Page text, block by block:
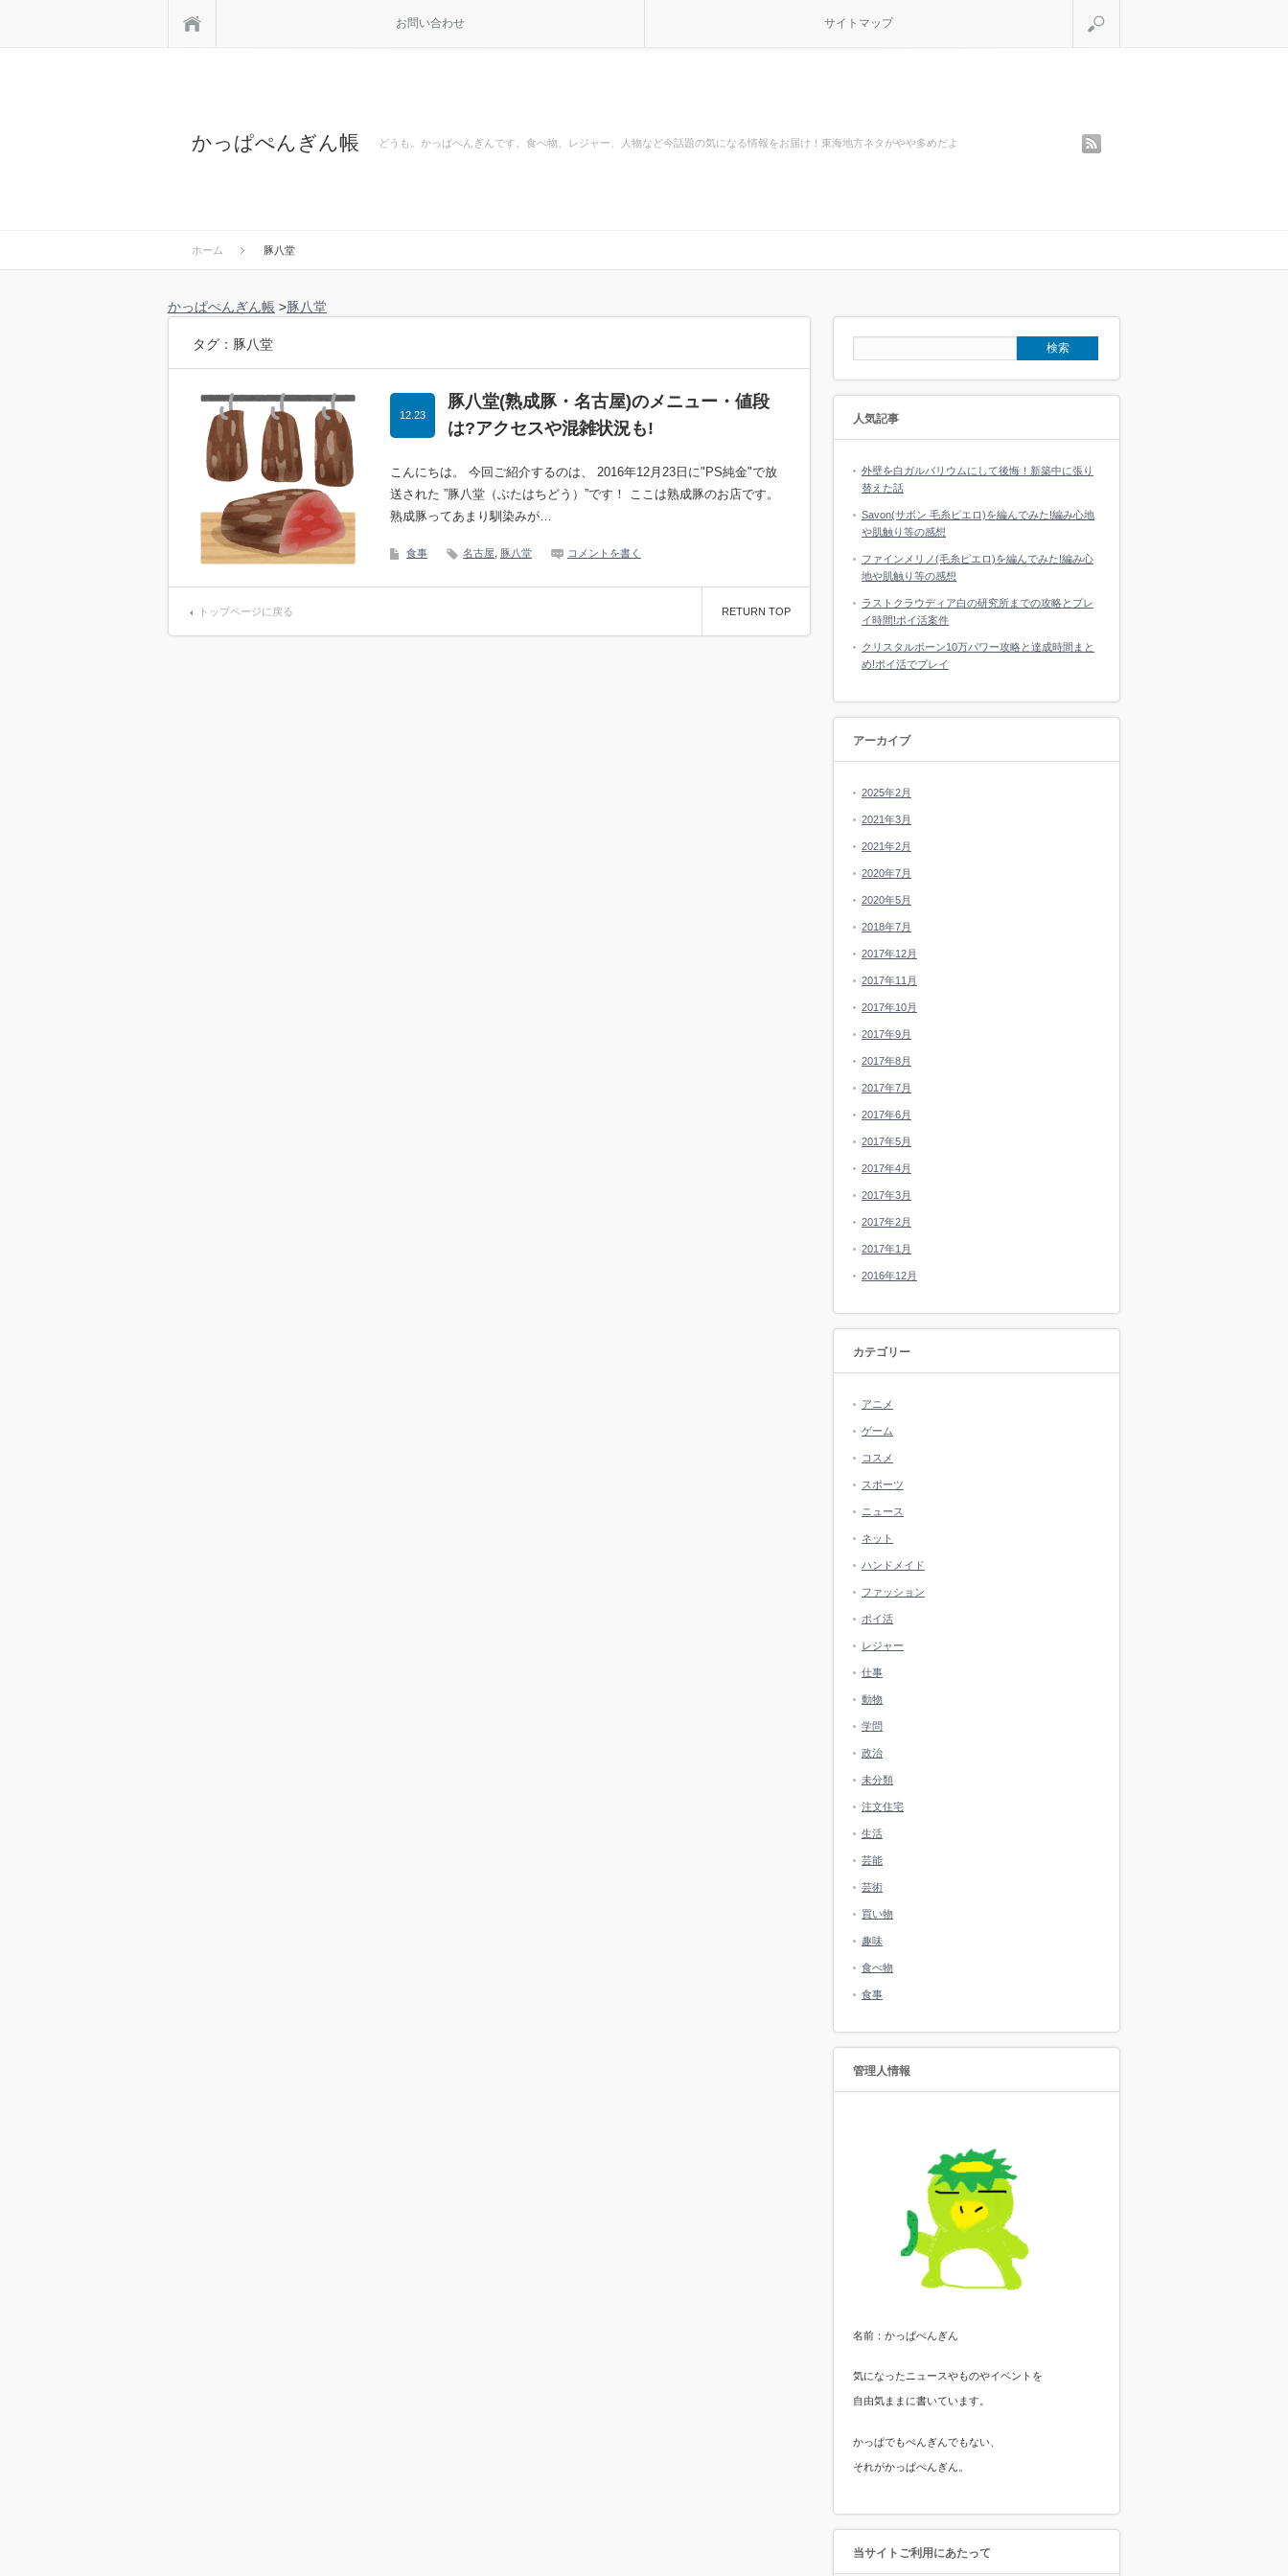
お問い合わせ サイトマップ
かっぱぺんぎん帳 どうも。かっぱぺんぎんです。食べ物、レジャー、人物など今話題の気になる情報をお届け！東海地方ネタがやや多めだよ
ホーム 豚八堂
かっぱぺんぎん帳 >豚八堂
タグ：豚八堂
豚八堂(熟成豚・名古屋)のメニュー・値段
は?アクセスや混雑状況も!
12.23
こんにちは。 今回ご紹介するのは、 2016年12月23日に"PS純金"で放
送された ”豚八堂（ぶたはちどう）”です！ ここは熟成豚のお店です。
熟成豚ってあまり馴染みが…
食事 名古屋 豚八堂 コメントを書く
トップページに戻る RETURN TOP
人気記事
外壁を白ガルバリウムにして後悔！新築中に張り
替えた話
Savon(サボン 毛糸ピエロ)を編んでみた!編み心地
や肌触り等の感想
ファインメリノ(毛糸ピエロ)を編んでみた!編み心
地や肌触り等の感想
ラストクラウディア白の研究所までの攻略とプレ
イ時間!ポイ活案件
クリスタルボーン10万パワー攻略と達成時間まと
め!ポイ活でプレイ
アーカイブ
2025年2月
2021年3月
2021年2月
2020年7月
2020年5月
2018年7月
2017年12月
2017年11月
2017年10月
2017年9月
2017年8月
2017年7月
2017年6月
2017年5月
2017年4月
2017年3月
2017年2月
2017年1月
2016年12月
カテゴリー
アニメ
ゲーム
コスメ
スポーツ
ニュース
ネット
ハンドメイド
ファッション
ポイ活
レジャー
仕事
動物
学問
政治
未分類
注文住宅
生活
芸能
芸術
買い物
趣味
食べ物
食事
管理人情報
名前：かっぱぺんぎん
気になったニュースやものやイベントを
自由気ままに書いています。
かっぱでもぺんぎんでもない、
それがかっぱぺんぎん。
当サイトご利用にあたって